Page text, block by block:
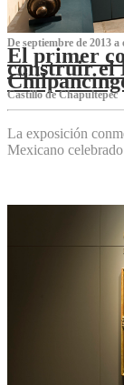
De septiembre de 2013 a
El primer
construir el
Castillo de Chapultepec
La exposición
Mexicano